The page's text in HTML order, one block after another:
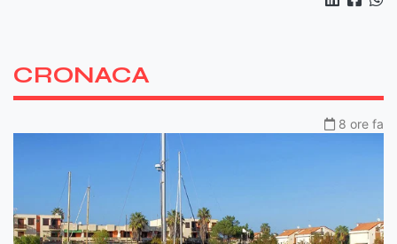
CRONACA
8 ore fa